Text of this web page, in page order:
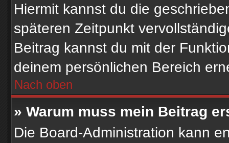
Hiermit kannst du die
späteren Zeitpunkt
Beitrag kannst du mit der
deinem persönlichen Bereich
Nach oben
» Warum muss mein Beitrag
Die Board-Administration kann